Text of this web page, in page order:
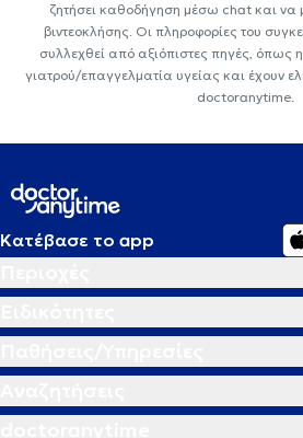
ζητήσει καθοδήγηση μέσω chat και να
βιντεοκλήσης. Οι πληροφορίες του
συλλεχθεί από αξιόπιστες πηγές, όπως
γιατρού/επαγγελματία υγείας και έχουν
doctoranytime.
Κατέβασε το app